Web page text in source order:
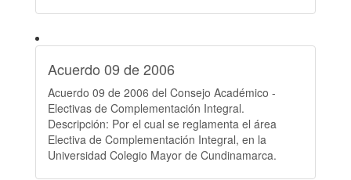
Acuerdo 09 de 2006
Acuerdo 09 de 2006 del Consejo Académico -
Electivas de Complementación Integral.
Descripción: Por el cual se reglamenta el área
Electiva de Complementación Integral, en la
Universidad Colegio Mayor de Cundinamarca.